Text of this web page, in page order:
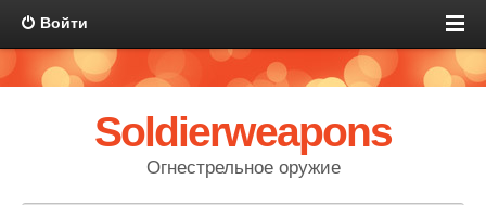
Войти
Soldierweapons
Огнестрельное оружие